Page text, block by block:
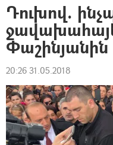
Դուխով.
Փաշինյանին
20:26 31.05.2018